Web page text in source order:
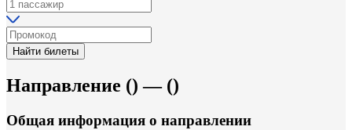
Найти билеты
Направление () — ()
Общая информация о направлении